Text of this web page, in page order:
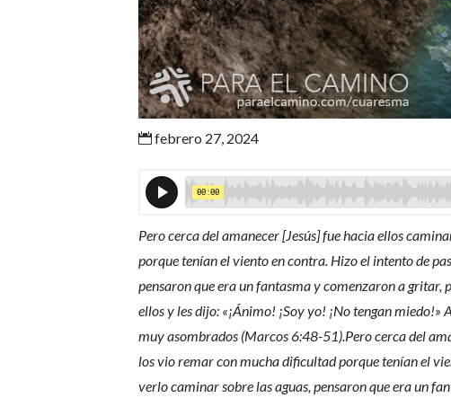
 febrero 27, 2024
Pero cerca del amanecer [Jesús] fue hacia ellos
porque tenían el viento en contra. Hizo el intento de
pensaron que era un fantasma y comenzaron a gritar,
ellos y les dijo: «¡Ánimo! ¡Soy yo! ¡No tengan
muy asombrados (Marcos 6:48-51).Pero cerca del
los vio remar con mucha dificultad porque tenían el
verlo caminar sobre las aguas, pensaron que era un